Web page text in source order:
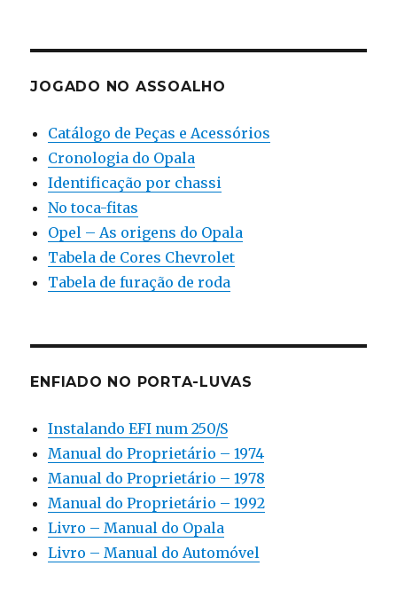
JOGADO NO ASSOALHO
Catálogo de Peças e Acessórios
Cronologia do Opala
Identificação por chassi
No toca-fitas
Opel – As origens do Opala
Tabela de Cores Chevrolet
Tabela de furação de roda
ENFIADO NO PORTA-LUVAS
Instalando EFI num 250/S
Manual do Proprietário – 1974
Manual do Proprietário – 1978
Manual do Proprietário – 1992
Livro – Manual do Opala
Livro – Manual do Automóvel